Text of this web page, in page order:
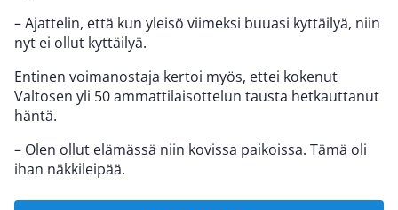
– Ajattelin, että kun yleisö viimeksi buuasi kyttäilyä, niin
nyt ei ollut kyttäilyä.
Entinen voimanostaja kertoi myös, ettei kokenut
Valtosen yli 50 ammattilaisottelun tausta hetkauttanut
häntä.
– Olen ollut elämässä niin kovissa paikoissa. Tämä oli
ihan näkkileipää.